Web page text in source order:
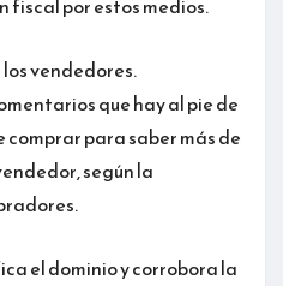
fiscal por estos medios.
vendedores.
que hay al pie de
para saber más de
según la
el dominio y corrobora la